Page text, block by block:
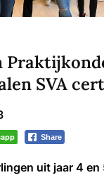
SVA
Share
uit jaar 4